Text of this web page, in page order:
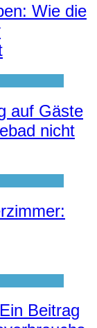
Wie die
auf Gäste
nicht
Beitrag